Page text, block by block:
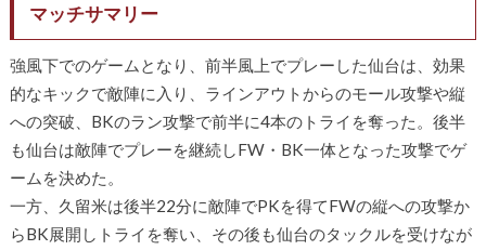
マッチサマリー
強風下でのゲームとなり、前半風上でプレーした仙台は、効果
的なキックで敵陣に入り、ラインアウトからのモール攻撃や縦
への突破、BKのラン攻撃で前半に4本のトライを奪った。後半
も仙台は敵陣でプレーを継続しFW・BK一体となった攻撃でゲ
ームを決めた。
一方、久留米は後半22分に敵陣でPKを得てFWの縦への攻撃か
らBK展開しトライを奪い、その後も仙台のタックルを受けなが